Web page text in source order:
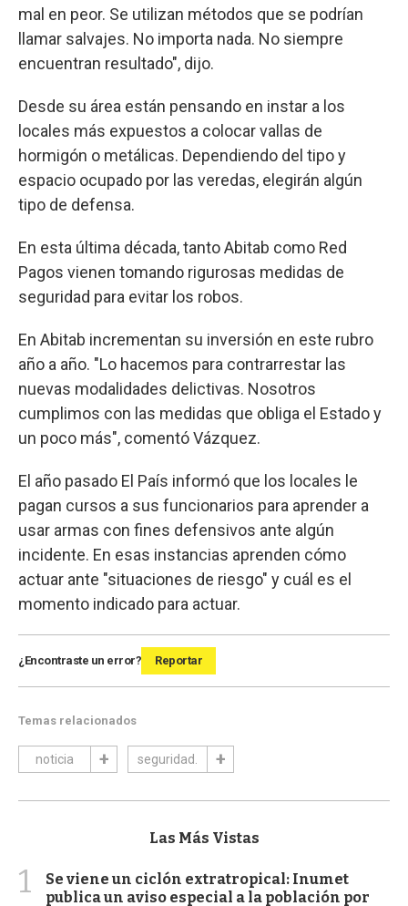
mal en peor. Se utilizan métodos que se podrían
llamar salvajes. No importa nada. No siempre
encuentran resultado", dijo.
Desde su área están pensando en instar a los
locales más expuestos a colocar vallas de
hormigón o metálicas. Dependiendo del tipo y
espacio ocupado por las veredas, elegirán algún
tipo de defensa.
En esta última década, tanto Abitab como Red
Pagos vienen tomando rigurosas medidas de
seguridad para evitar los robos.
En Abitab incrementan su inversión en este rubro
año a año. "Lo hacemos para contrarrestar las
nuevas modalidades delictivas. Nosotros
cumplimos con las medidas que obliga el Estado y
un poco más", comentó Vázquez.
El año pasado El País informó que los locales le
pagan cursos a sus funcionarios para aprender a
usar armas con fines defensivos ante algún
incidente. En esas instancias aprenden cómo
actuar ante "situaciones de riesgo" y cuál es el
momento indicado para actuar.
¿Encontraste un error? Reportar
Temas relacionados
noticia seguridad.
Las Más Vistas
1
Se viene un ciclón extratropical: Inumet
publica un aviso especial a la población por